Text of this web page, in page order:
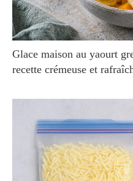
Glace maison au yaourt
recette crémeuse et